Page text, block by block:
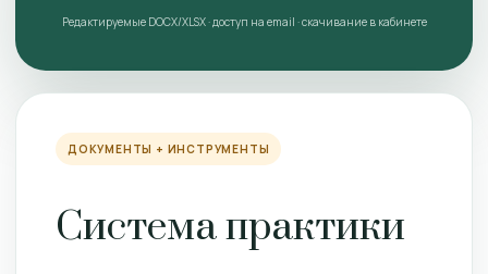
Редактируемые DOCX/XLSX · доступ на email · скачивание в кабинете
ДОКУМЕНТЫ + ИНСТРУМЕНТЫ
Система практики